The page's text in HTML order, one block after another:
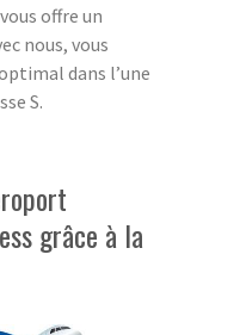
offre un
nous, vous
dans l’une
S.
grâce à la